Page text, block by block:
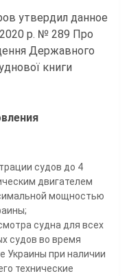
утвердил данное
2020 р. № 289 Про
Державного
книги
судов до 4
двигателем
мощностью
судна для всех
судов во время
Украины при наличии
технические